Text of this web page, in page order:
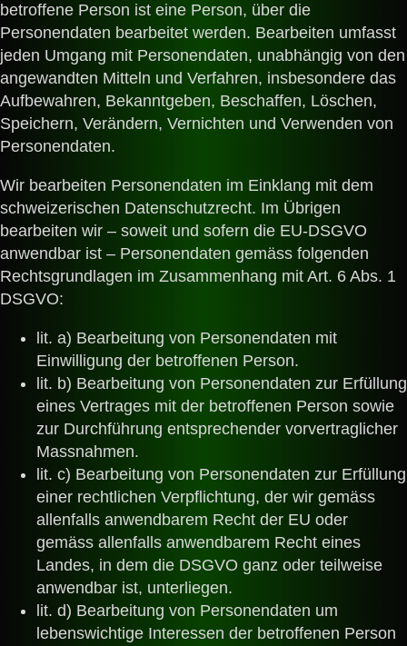
betroffene Person ist eine Person, über die
Personendaten bearbeitet werden. Bearbeiten umfasst
jeden Umgang mit Personendaten, unabhängig von den
angewandten Mitteln und Verfahren, insbesondere das
Aufbewahren, Bekanntgeben, Beschaffen, Löschen,
Speichern, Verändern, Vernichten und Verwenden von
Personendaten.
Wir bearbeiten Personendaten im Einklang mit dem
schweizerischen Datenschutzrecht. Im Übrigen
bearbeiten wir – soweit und sofern die EU-DSGVO
anwendbar ist – Personendaten gemäss folgenden
Rechtsgrundlagen im Zusammenhang mit Art. 6 Abs. 1
DSGVO:
lit. a) Bearbeitung von Personendaten mit
Einwilligung der betroffenen Person.
lit. b) Bearbeitung von Personendaten zur Erfüllung
eines Vertrages mit der betroffenen Person sowie
zur Durchführung entsprechender vorvertraglicher
Massnahmen.
lit. c) Bearbeitung von Personendaten zur Erfüllung
einer rechtlichen Verpflichtung, der wir gemäss
allenfalls anwendbarem Recht der EU oder
gemäss allenfalls anwendbarem Recht eines
Landes, in dem die DSGVO ganz oder teilweise
anwendbar ist, unterliegen.
lit. d) Bearbeitung von Personendaten um
lebenswichtige Interessen der betroffenen Person